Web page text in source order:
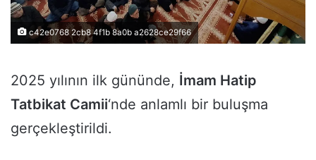
c42e0768 2cb8 4f1b 8a0b a2628ce29f66
2025 yılının ilk gününde, İmam Hatip
Tatbikat Camii‘nde anlamlı bir buluşma
gerçekleştirildi.